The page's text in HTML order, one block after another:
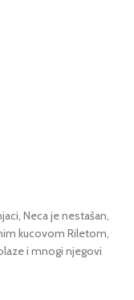
Neca je nestašan,
kucovom Riletom,
i mnogi njegovi